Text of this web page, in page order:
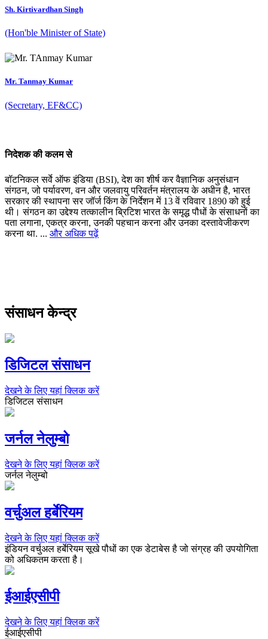
Sh. Kirtivardhan Singh
(Hon'ble Minister of State)
Mr. Tanmay Kumar
(Secretary, EF&CC)
निदेशक की कलम से
बॉटनिकल सर्वे ऑफ इंडिया (BSI), देश का शीर्ष कर वैज्ञानिक अनुसंधान
संगठन, जो पर्यावरण, वन और जलवायु परिवर्तन मंत्रालय के अधीन है, भारत
सरकार की स्थापना सर जॉर्ज किंग के निर्देशन में 13 वें रविवार 1890 को हुई
थी। संगठन का उद्देश्य तत्कालीन ब्रिटिश भारत के समृद्ध पौधों के संसाधनों का
पता लगाना, एकत्र करना, उनकी पहचान करना और उनका दस्तावेजीकरण
करना था. ... और अधिक पढ़ें
संसाधन केन्द्र
डिजिटल संसाधन
देखने के लिए यहां क्लिक करें
डिजिटल संसाधन
जर्नल नेलुम्बो
देखने के लिए यहां क्लिक करें
जर्नल नेलुम्बो
वर्चुअल हर्बेरियम
देखने के लिए यहां क्लिक करें
इंडियन वर्चुअल हर्बेरियम सूखे पौधों का एक डेटाबेस है जो संग्रह की उपयोगिता
को अधिकतम करता है।
ईआईएसीपी
देखने के लिए यहां क्लिक करें
ईआईएसीपी